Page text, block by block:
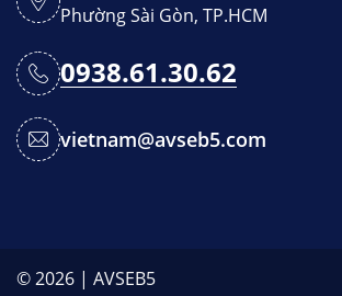
Phường Sài Gòn, TP.HCM
0938.61.30.62
vietnam@avseb5.com
© 2026 | AVSEB5